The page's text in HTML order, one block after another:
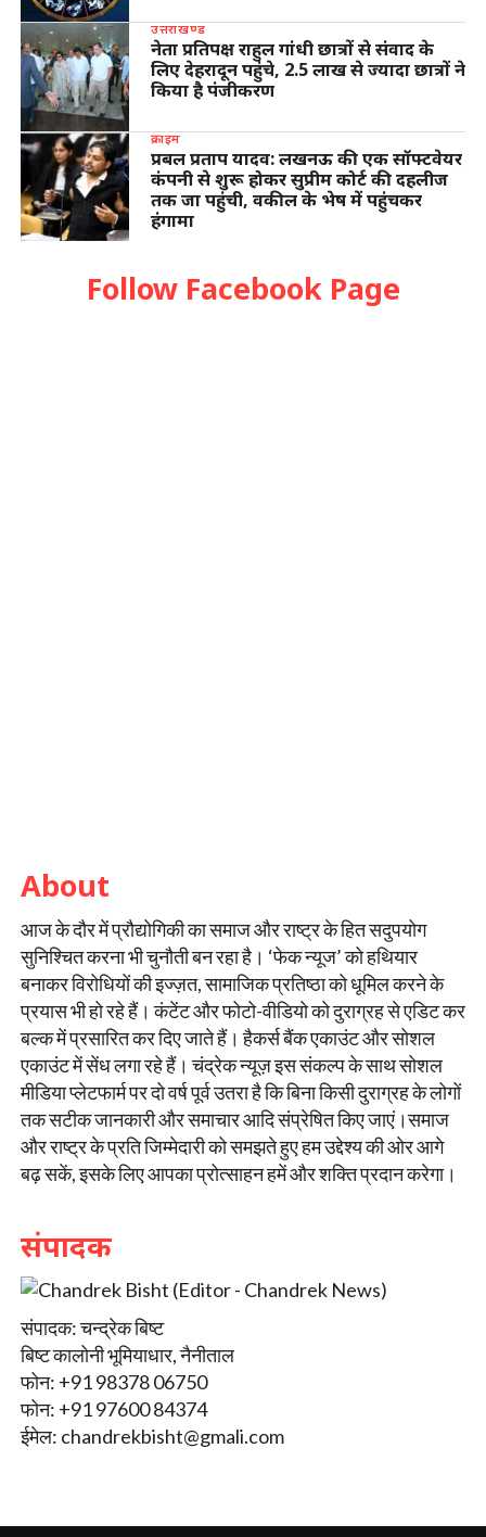
उत्तराखण्ड
नेता प्रतिपक्ष राहुल गांधी छात्रों से संवाद के
लिए देहरादून पहुंचे, 2.5 लाख से ज्यादा छात्रों ने
किया है पंजीकरण
क्राइम
प्रबल प्रताप यादव: लखनऊ की एक सॉफ्टवेयर
कंपनी से शुरू होकर सुप्रीम कोर्ट की दहलीज
तक जा पहुंची, वकील के भेष में पहुंचकर
हंगामा
Follow Facebook Page
About
आज के दौर में प्रौद्योगिकी का समाज और राष्ट्र के हित सदुपयोग
सुनिश्चित करना भी चुनौती बन रहा है। ‘फेक न्यूज’ को हथियार
बनाकर विरोधियों की इज्ज़त, सामाजिक प्रतिष्ठा को धूमिल करने के
प्रयास भी हो रहे हैं। कंटेंट और फोटो-वीडियो को दुराग्रह से एडिट कर
बल्क में प्रसारित कर दिए जाते हैं। हैकर्स बैंक एकाउंट और सोशल
एकाउंट में सेंध लगा रहे हैं। चंद्रेक न्यूज़ इस संकल्प के साथ सोशल
मीडिया प्लेटफार्म पर दो वर्ष पूर्व उतरा है कि बिना किसी दुराग्रह के लोगों
तक सटीक जानकारी और समाचार आदि संप्रेषित किए जाएं।समाज
और राष्ट्र के प्रति जिम्मेदारी को समझते हुए हम उद्देश्य की ओर आगे
बढ़ सकें, इसके लिए आपका प्रोत्साहन हमें और शक्ति प्रदान करेगा।
संपादक
संपादक: चन्द्रेक बिष्ट
बिष्ट कालोनी भूमियाधार, नैनीताल
फोन: +91 98378 06750
फोन: +91 97600 84374
ईमेल: chandrekbisht@gmali.com